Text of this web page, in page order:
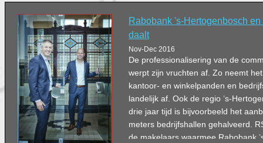
Rabobank 's-Hertogenbosch
daalt
Nov-Dec 2016
De professionalisering van de
werpt zijn vruchten af. Zo neemt
kantoor- en winkelpanden en
landelijk af. Ook de regio ’s-
drie jaar tijd is bijvoorbeeld het
meters bedrijfshallen gehalveerd.
de makelaars waarmee Rabobank